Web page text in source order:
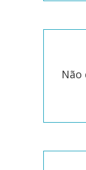
Não